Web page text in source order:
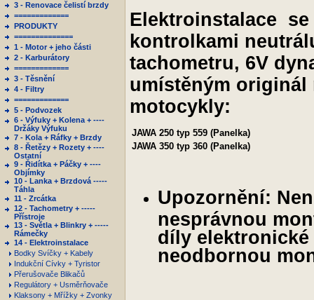
3 - Renovace čelistí brzdy
=============
PRODUKTY
==============
1 - Motor + jeho části
2 - Karburátory
=============
3 - Těsnění
4 - Filtry
=============
5 - Podvozek
6 - Výfuky + Kolena + ----
Držáky Výfuku
7 - Kola + Ráfky + Brzdy
8 - Řetězy + Rozety + ----
Ostatní
9 - Řidítka + Páčky + ----
Objímky
10 - Lanka + Brzdová -----
Táhla
11 - Zrcátka
12 - Tachometry + -----
Přístroje
13 - Světla + Blinkry + -----
Rámečky
14 - Elektroinstalace
Bodky Svíčky + Kabely
Indukční Cívky + Tyristor
Přerušovače Blikačů
Regulátory + Usměrňovače
Klaksony + Mřížky + Zvonky
Elektroinstalace
kontrolkami
tachometru, 6V
umístěným
motocykly:
JAWA 250 typ 559 (Panelka)
JAWA 350 typ 360 (Panelka)
Upozornění:
nesprávnou
díly elektronické
neodbornou